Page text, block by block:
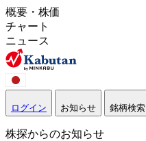
概要・株価
チャート
ニュース
ログイン お知らせ 銘柄検索
株探からのお知らせ